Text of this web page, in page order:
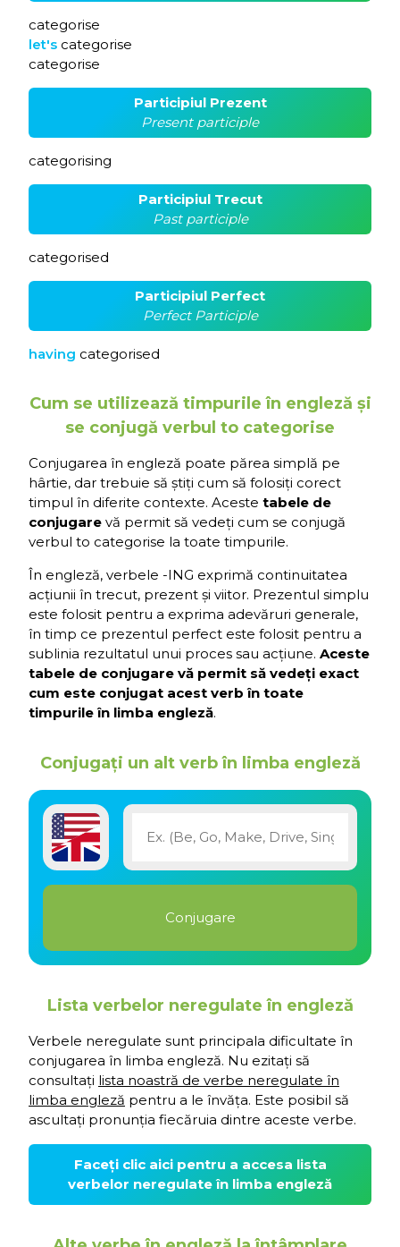
categorise
let's categorise
categorise
Participiul Prezent
Present participle
categorising
Participiul Trecut
Past participle
categorised
Participiul Perfect
Perfect Participle
having categorised
Cum se utilizează timpurile în engleză și
se conjugă verbul to categorise
Conjugarea în engleză poate părea simplă pe
hârtie, dar trebuie să știți cum să folosiți corect
timpul în diferite contexte. Aceste tabele de
conjugare vă permit să vedeți cum se conjugă
verbul to categorise la toate timpurile.
În engleză, verbele -ING exprimă continuitatea
acțiunii în trecut, prezent și viitor. Prezentul simplu
este folosit pentru a exprima adevăruri generale,
în timp ce prezentul perfect este folosit pentru a
sublinia rezultatul unui proces sau acțiune. Aceste
tabele de conjugare vă permit să vedeți exact
cum este conjugat acest verb în toate
timpurile în limba engleză.
Conjugați un alt verb în limba engleză
Lista verbelor neregulate în engleză
Verbele neregulate sunt principala dificultate în
conjugarea în limba engleză. Nu ezitați să
consultați lista noastră de verbe neregulate în
limba engleză pentru a le învăța. Este posibil să
ascultați pronunția fiecăruia dintre aceste verbe.
Faceți clic aici pentru a accesa lista
verbelor neregulate în limba engleză